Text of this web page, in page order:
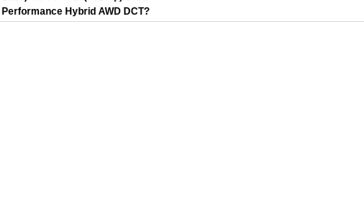
Performance Hybrid AWD DCT?